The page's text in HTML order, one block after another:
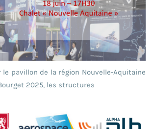
pavillon de la région Nouvelle-Aquitaine
2025, les structures